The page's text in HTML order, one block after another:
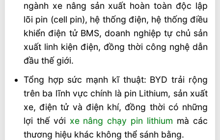
ngành xe nâng sản xuất hoàn toàn độc lập
lõi pin (cell pin), hệ thống điện, hệ thống điều
khiển điện tử BMS, doanh nghiệp tự chủ sản
xuất linh kiện điện, đồng thời công nghệ dẫn
đầu thế giới.
Tổng hợp sức mạnh kĩ thuật: BYD trải rộng
trên ba lĩnh vực chính là pin Lithium, sản xuất
xe, điện tử và điện khí, đồng thời có những
lợi thế với xe nâng chạy pin lithium mà các
thương hiệu khác không thể sánh bằng.